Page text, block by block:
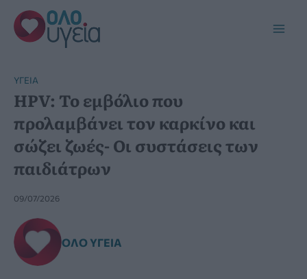
Μετάβαση
στο
περιεχόμενο
YΓΕΊΑ
HPV: Το εμβόλιο που
προλαμβάνει τον καρκίνο και
σώζει ζωές- Οι συστάσεις των
παιδιάτρων
09/07/2026
ΌΛΟ ΥΓΕΊΑ